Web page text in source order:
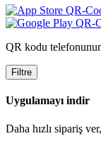
QR kodu
Filtre
Uygulamayı indir
Daha hızlı sipariş